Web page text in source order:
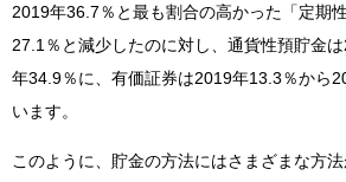
2019年36.7％と最も割合の高かった「定期
27.1％と減少したのに対し、通貨性預貯金
年34.9％に、有価証券は2019年13.3％から
います。
このように、貯金の方法にはさまざまな方